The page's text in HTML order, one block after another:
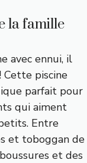
la famille
avec ennui, il
Cette piscine
parfait pour
qui aiment
Entre
et toboggan de
et des